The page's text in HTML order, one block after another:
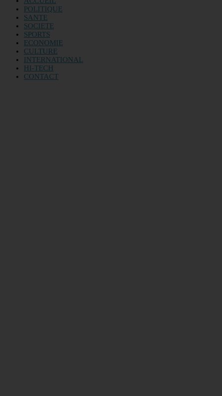
POLITIQUE
SANTE
SOCIETE
SPORTS
ECONOMIE
CULTURE
INTERNATIONAL
HI-TECH
CONTACT